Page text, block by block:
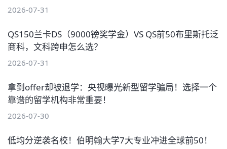
2026-07-31
QS150兰卡DS（9000镑奖学金）VS QS前50布里斯托泛
商科，文科跨申怎么选？
2026-07-31
拿到offer却被退学：央视曝光新型留学骗局！选择一个
靠谱的留学机构非常重要！
2026-07-30
低均分逆袭名校！伯明翰大学7大专业冲进全球前50！